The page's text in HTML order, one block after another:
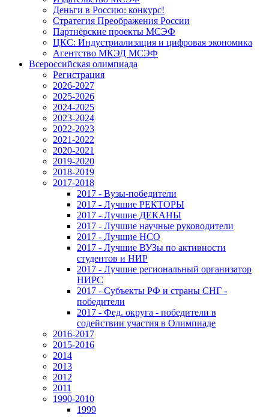
Деньги в Россию: конкурс!
Стратегия Преображения России
Партнёрские проекты МСЭФ
ЦКС: Индустриализация и цифровая экономика
Агентство МКЭД МСЭФ
Всероссийская олимпиада
Регистрация
2026-2027
2025-2026
2024-2025
2023-2024
2022-2023
2021-2022
2020-2021
2019-2020
2018-2019
2017-2018
2017 - Вузы-победители
2017 - Лучшие РЕКТОРЫ
2017 - Лучшие ДЕКАНЫ
2017 - Лучшие научные руководители
2017 - Лучшие НСО
2017 - Лучшие ВУЗы по активности
студентов и НИР
2017 - Лучшие региональный организатор
НИРС
2017 - Субъекты РФ и страны СНГ -
победители
2017 - Фед. округа - победители в
содействии участия в Олимпиаде
2016-2017
2015-2016
2014
2013
2012
2011
1990-2010
1999